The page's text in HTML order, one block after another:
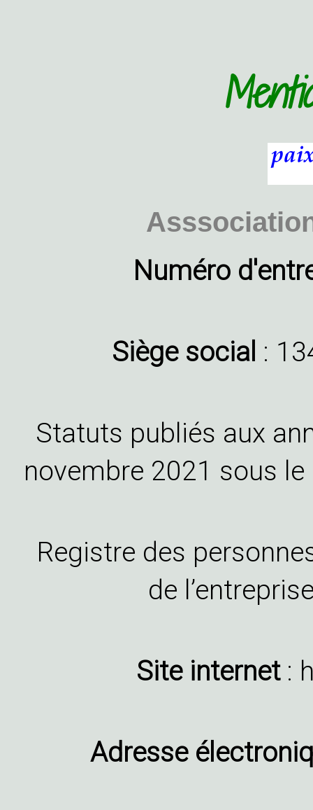
Numéro
Siège social :
Statuts publiés aux
novembre 2021 sous le
Registre des
de
Site internet:
Adresse